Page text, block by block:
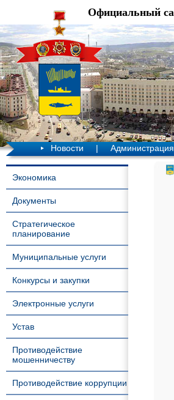
Официальный
Новости | Администрация
Экономика
Документы
Стратегическое
планирование
Муниципальные услуги
Конкурсы и закупки
Электронные услуги
Устав
Противодействие
мошенничеству
Противодействие коррупции